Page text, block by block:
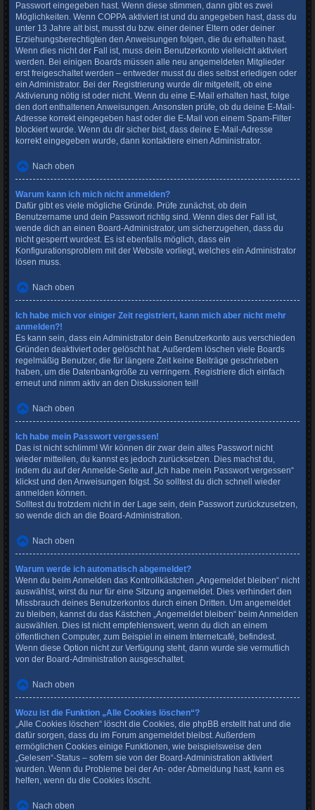
Passwort eingegeben hast. Wenn diese stimmen, dann gibt es zwei
Möglichkeiten. Wenn COPPA aktiviert ist und du angegeben hast, dass du
unter 13 Jahre alt bist, musst du bzw. einer deiner Eltern oder deiner
Erziehungsberechtigten den Anweisungen folgen, die du erhalten hast.
Wenn dies nicht der Fall ist, muss dein Benutzerkonto vielleicht aktiviert
werden. Bei einigen Boards müssen alle neu angemeldeten Mitglieder
erst freigeschaltet werden – entweder musst du dies selbst erledigen oder
ein Administrator. Bei der Registrierung wurde dir mitgeteilt, ob eine
Aktivierung nötig ist oder nicht. Wenn du eine E-Mail erhalten hast, folge
den dort enthaltenen Anweisungen. Ansonsten prüfe, ob du deine E-Mail-
Adresse korrekt eingegeben hast oder die E-Mail von einem Spam-Filter
blockiert wurde. Wenn du dir sicher bist, dass deine E-Mail-Adresse
korrekt eingegeben wurde, dann kontaktiere einen Administrator.
Nach oben
Warum kann ich mich nicht anmelden?
Dafür gibt es viele mögliche Gründe. Prüfe zunächst, ob dein
Benutzername und dein Passwort richtig sind. Wenn dies der Fall ist,
wende dich an einen Board-Administrator, um sicherzugehen, dass du
nicht gesperrt wurdest. Es ist ebenfalls möglich, dass ein
Konfigurationsproblem mit der Website vorliegt, welches ein Administrator
lösen muss.
Nach oben
Ich habe mich vor einiger Zeit registriert, kann mich aber nicht mehr
anmelden?!
Es kann sein, dass ein Administrator dein Benutzerkonto aus verschieden
Gründen deaktiviert oder gelöscht hat. Außerdem löschen viele Boards
regelmäßig Benutzer, die für längere Zeit keine Beiträge geschrieben
haben, um die Datenbankgröße zu verringern. Registriere dich einfach
erneut und nimm aktiv an den Diskussionen teil!
Nach oben
Ich habe mein Passwort vergessen!
Das ist nicht schlimm! Wir können dir zwar dein altes Passwort nicht
wieder mitteilen, du kannst es jedoch zurücksetzen. Dies machst du,
indem du auf der Anmelde-Seite auf „Ich habe mein Passwort vergessen“
klickst und den Anweisungen folgst. So solltest du dich schnell wieder
anmelden können.
Solltest du trotzdem nicht in der Lage sein, dein Passwort zurückzusetzen,
so wende dich an die Board-Administration.
Nach oben
Warum werde ich automatisch abgemeldet?
Wenn du beim Anmelden das Kontrollkästchen „Angemeldet bleiben“ nicht
auswählst, wirst du nur für eine Sitzung angemeldet. Dies verhindert den
Missbrauch deines Benutzerkontos durch einen Dritten. Um angemeldet
zu bleiben, kannst du das Kästchen „Angemeldet bleiben“ beim Anmelden
auswählen. Dies ist nicht empfehlenswert, wenn du dich an einem
öffentlichen Computer, zum Beispiel in einem Internetcafé, befindest.
Wenn diese Option nicht zur Verfügung steht, dann wurde sie vermutlich
von der Board-Administration ausgeschaltet.
Nach oben
Wozu ist die Funktion „Alle Cookies löschen“?
„Alle Cookies löschen“ löscht die Cookies, die phpBB erstellt hat und die
dafür sorgen, dass du im Forum angemeldet bleibst. Außerdem
ermöglichen Cookies einige Funktionen, wie beispielsweise den
„Gelesen“-Status – sofern sie von der Board-Administration aktiviert
wurden. Wenn du Probleme bei der An- oder Abmeldung hast, kann es
helfen, wenn du die Cookies löscht.
Nach oben